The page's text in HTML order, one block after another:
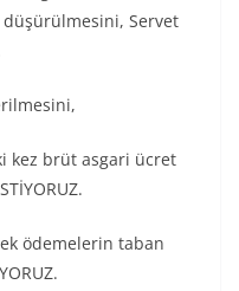
düşürülmesini, Servet
kez brüt asgari ücret
ek ödemelerin taban